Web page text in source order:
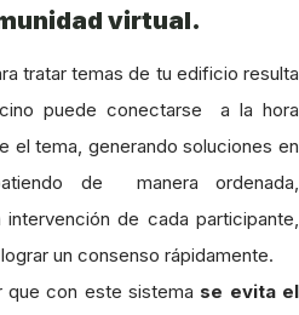
virtual.
tratar temas de tu edificio resulta
puede conectarse a la hora
el tema, generando soluciones en
de manera ordenada,
de cada participante,
un consenso rápidamente.
que con este sistema se evita el